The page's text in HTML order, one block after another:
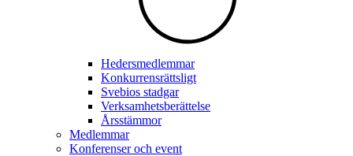
Hedersmedlemmar
Konkurrensrättsligt
Svebios stadgar
Verksamhetsberättelse
Årsstämmor
Medlemmar
Konferenser och event